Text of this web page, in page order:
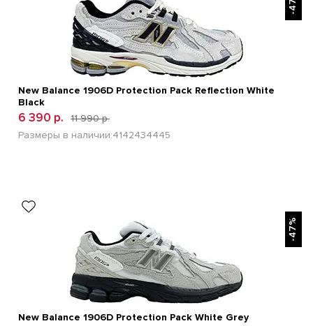
New Balance 1906D Protection Pack Reflection White
Black
6 390 р.
11 990 р.
Размеры в наличии:4142434445
-47%
New Balance 1906D Protection Pack White Grey